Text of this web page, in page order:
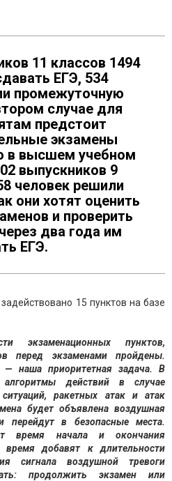
11 классов 1494
ЕГЭ, 534
промежуточную
случае для
предстоит
экзамены
в высшем учебном
выпускников 9
человек решили
они хотят оценить
и проверить
два года им
ЕГЭ.
15 пунктов на базе
экзаменационных пунктов,
перед экзаменами пройдены.
— наша приоритетная задача. В
алгоритмы действий в случае
ракетных атак и атак
будет объявлена воздушная
перейдут в безопасные места.
время начала и окончания
добавят к длительности
сигнала воздушной тревоги
продолжить экзамен или